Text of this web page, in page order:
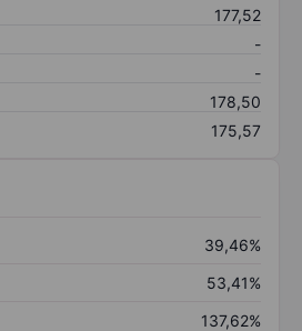
177,52
-
-
178,50
175,57
39,46%
53,41%
137,62%